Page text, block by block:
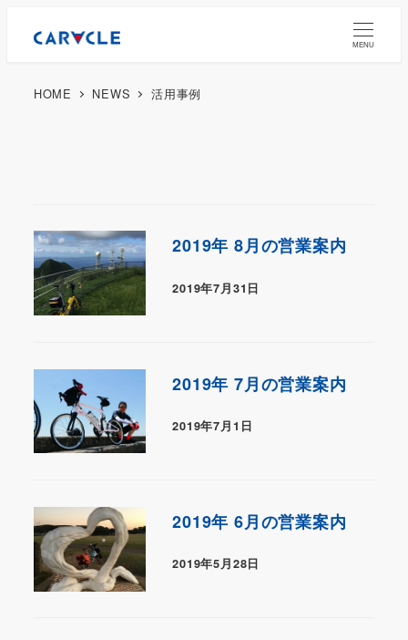
MENU
HOME NEWS 活用事例
2019年 8月の営業案内
2019年7月31日
2019年 7月の営業案内
2019年7月1日
2019年 6月の営業案内
2019年5月28日